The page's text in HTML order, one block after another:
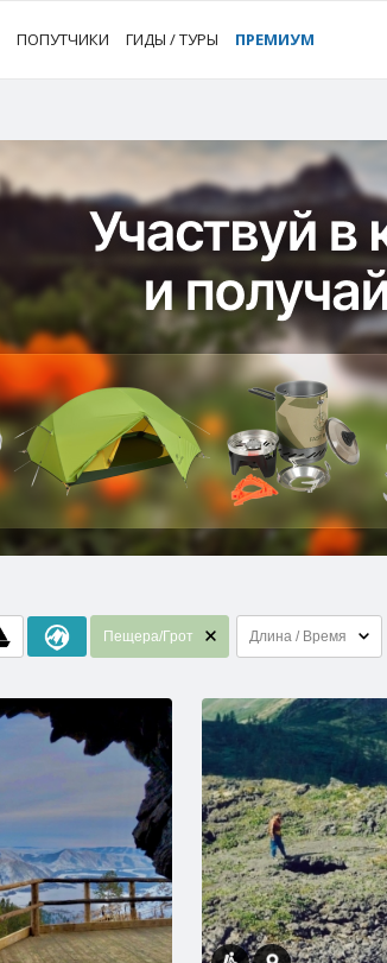
ПОПУТЧИКИ ГИДЫ / ТУРЫ ПРЕМИУМ
Пещера/Грот Длина / Время